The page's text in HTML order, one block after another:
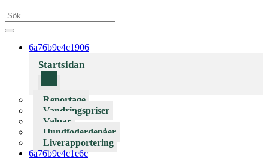
6a76b9e4c1906
Startsidan
Reportage
Vandringspriser
Valpar
Hundfoderdepåer
Liverapportering
6a76b9e4c1e6c